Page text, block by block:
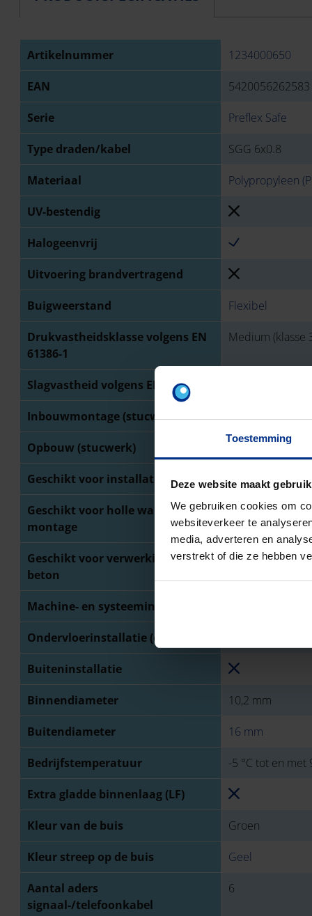
Toestemming
Deze website maakt
We gebruiken cookies om
websiteverkeer te
media, adverteren en
verstrekt of die ze hebben
Artikelnummer 1234000650
EAN 5420056262583
Serie Preflex Safe
Type draden/kabel SGG 6x0.8
Materiaal Polypropyleen
UV-bestendig
Halogeenvrij
Uitvoering brandvertragend
Buigweerstand Flexibel
Drukvastheidsklasse volgens EN
61386-1
Medium (klasse
Slagvastheid volgens EN 61386-1
Inbouwmontage (stucwerk)
Opbouw (stucwerk)
Geschikt voor installatie op hout
Geschikt voor holle wand
montage
Geschikt voor verwerking in
beton
Machine- en systeeminstallatie
Ondervloerinstallatie (estriklaag)
Buiteninstallatie
Binnendiameter 10,2 mm
Buitendiameter 16 mm
Bedrijfstemperatuur -5 °C tot en met
Extra gladde binnenlaag (LF)
Kleur van de buis Groen
Kleur streep op de buis Geel
Aantal aders
signaal-/telefoonkabel
6